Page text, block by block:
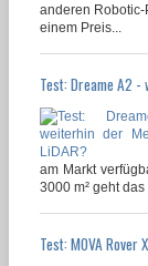
anderen Robotic-
einem Preis...
Test: Dreame A2 -
am Markt
3000 m² geht das
Test: MOVA Rover